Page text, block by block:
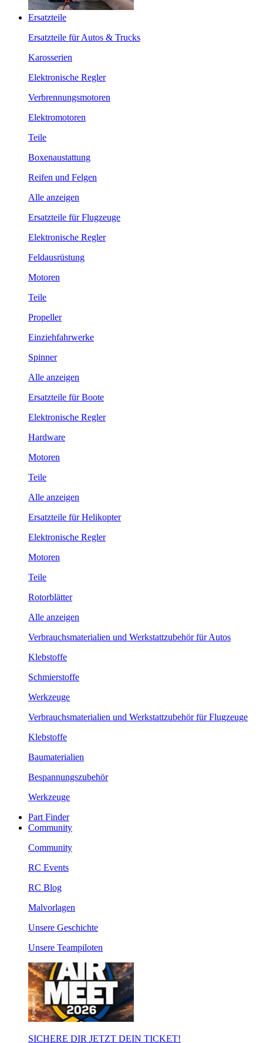
Ersatzteile
Ersatzteile für Autos & Trucks
Karosserien
Elektronische Regler
Verbrennungsmotoren
Elektromotoren
Teile
Boxenaustattung
Reifen und Felgen
Alle anzeigen
Ersatzteile für Flugzeuge
Elektronische Regler
Feldausrüstung
Motoren
Teile
Propeller
Einziehfahrwerke
Spinner
Alle anzeigen
Ersatzteile für Boote
Elektronische Regler
Hardware
Motoren
Teile
Alle anzeigen
Ersatzteile für Helikopter
Elektronische Regler
Motoren
Teile
Rotorblätter
Alle anzeigen
Verbrauchsmaterialien und Werkstattzubehör für Autos
Klebstoffe
Schmierstoffe
Werkzeuge
Verbrauchsmaterialien und Werkstattzubehör für Flugzeuge
Klebstoffe
Baumaterialien
Bespannungszubehör
Werkzeuge
Part Finder
Community
Community
RC Events
RC Blog
Malvorlagen
Unsere Geschichte
Unsere Teampiloten
SICHERE DIR JETZT DEIN TICKET!